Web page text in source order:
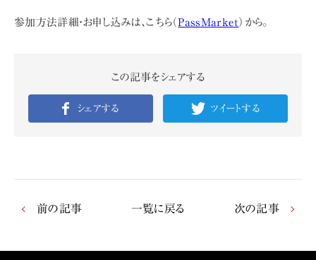
参加方法詳細・お申し込みは、こちら（PassMarket ）から。
この記事をシェアする
シェアする ツイートする
前の記事 一覧に戻る 次の記事